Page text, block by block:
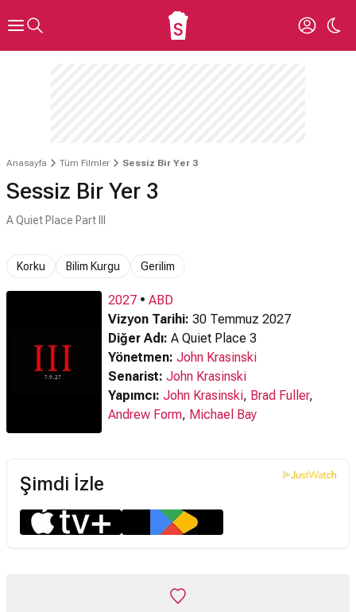
Anasayfa Tüm Filmler Sessiz Bir Yer 3
Sessiz Bir Yer 3
A Quiet Place Part III
Korku Bilim Kurgu Gerilim
2027 • ABD
Vizyon Tarihi: 30 Temmuz 2027
Diğer Adı: A Quiet Place 3
Yönetmen: John Krasinski
Senarist: John Krasinski
Yapımcı: John Krasinski, Brad Fuller,
Andrew Form, Michael Bay
Şimdi İzle